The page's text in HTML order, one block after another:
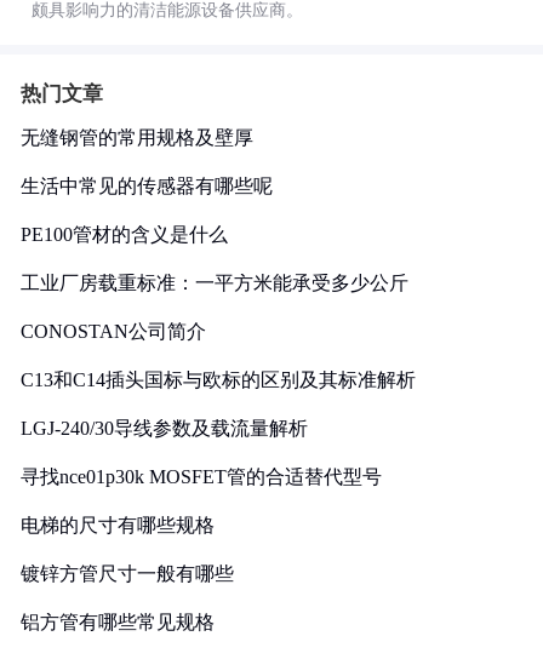
颇具影响力的清洁能源设备供应商。
热门文章
无缝钢管的常用规格及壁厚
生活中常见的传感器有哪些呢
PE100管材的含义是什么
工业厂房载重标准：一平方米能承受多少公斤
CONOSTAN公司简介
C13和C14插头国标与欧标的区别及其标准解析
LGJ-240/30导线参数及载流量解析
寻找nce01p30k MOSFET管的合适替代型号
电梯的尺寸有哪些规格
镀锌方管尺寸一般有哪些
铝方管有哪些常见规格